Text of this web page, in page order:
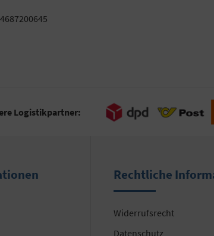
Logistikpartner:
Rechtliche
Widerrufsrecht
Datenschutz